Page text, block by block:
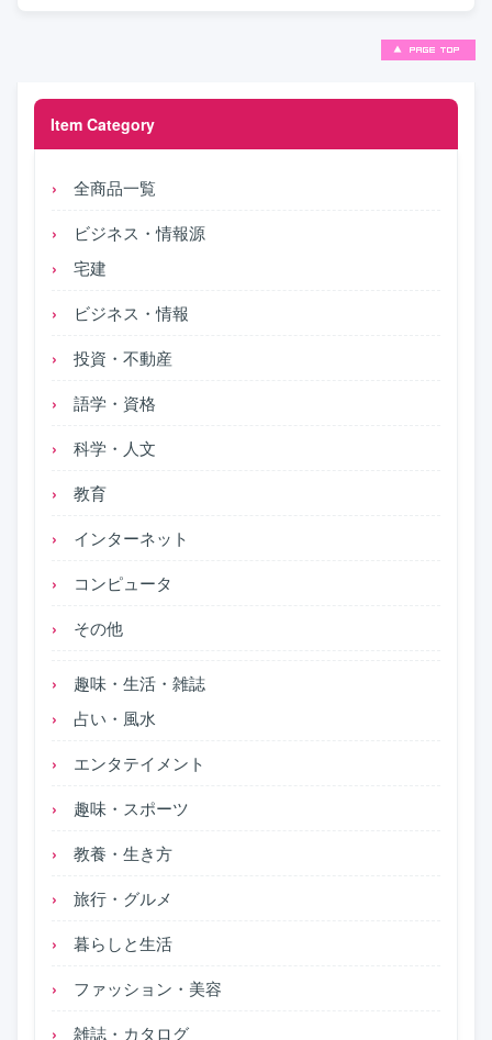
Item Category
全商品一覧
ビジネス・情報源
宅建
ビジネス・情報
投資・不動産
語学・資格
科学・人文
教育
インターネット
コンピュータ
その他
趣味・生活・雑誌
占い・風水
エンタテイメント
趣味・スポーツ
教養・生き方
旅行・グルメ
暮らしと生活
ファッション・美容
雑誌・カタログ